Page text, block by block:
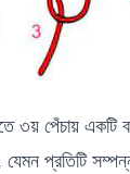
৩য় পেঁচায় একটি
যেমন প্রতিটি